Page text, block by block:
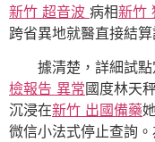
新竹 超音波 病相新竹
跨省異地就醫直接結算
據清楚，詳細試
檢報告 異常國度林天
沉浸在新竹 出國備藥
微信小法式停止查詢。